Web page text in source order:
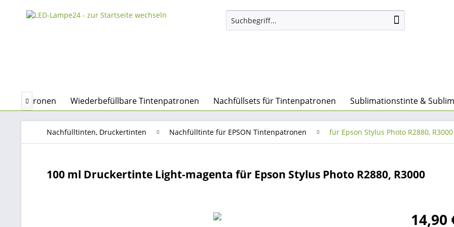
Wiederbefüllbare Tintenpatronen Nachfüllsets für Tintenpatronen Sublimationstinte &

Nachfülltinten, Druckertinten Nachfülltinte für EPSON Tintenpatronen für Epson Stylus Photo R2880, R3000
100 ml Druckertinte Light-magenta für Epson Stylus Photo R2880, R3000
14,90